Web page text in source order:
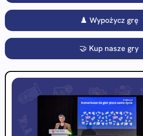
♟️ Wypożycz grę
🤝 Kup nasze gry